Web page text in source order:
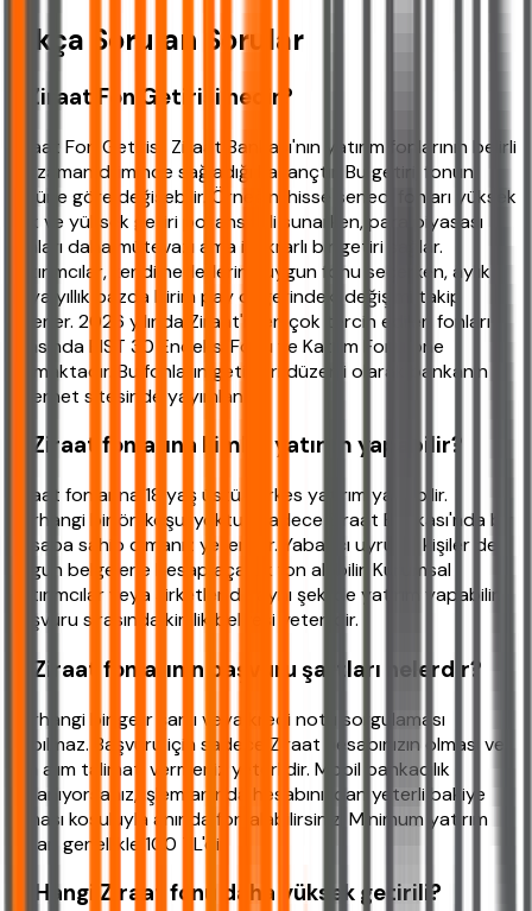
Sıkça Sorulan Sorular
1. Ziraat Fon Getirisi nedir?
Ziraat Fon Getirisi, Ziraat Bankası'nın yatırım fonlarının belirli
bir zaman diliminde sağladığı kazançtır. Bu getiri, fonun
türüne göre değişebilir. Örneğin, hisse senedi fonları yüksek
risk ve yüksek getiri potansiyeli sunarken, para piyasası
fonları daha mütevazı ama istikrarlı bir getiri sağlar.
Yatırımcılar, kendi hedeflerine uygun fonu seçerken, aylık
veya yıllık bazda birim pay değerindeki değişimi takip
ederler. 2026 yılında Ziraat'in en çok tercih edilen fonları
arasında BIST 30 Endeksi Fonu ve Katılım Fonu öne
çıkmaktadır. Bu fonların getirileri düzenli olarak bankanın
internet sitesinde yayımlanır.
2. Ziraat fonlarına kimler yatırım yapabilir?
Ziraat fonlarına 18 yaş üstü herkes yatırım yapabilir.
Herhangi bir ön koşul yoktur. Sadece Ziraat Bankası'nda bir
hesaba sahip olmanız yeterlidir. Yabancı uyruklu kişiler de
uygun belgelerle hesap açarak fon alabilir. Kurumsal
yatırımcılar veya şirketler de aynı şekilde yatırım yapabilir.
Başvuru sırasında kimlik belgesi yeterlidir.
3. Ziraat fonlarının başvuru şartları nelerdir?
Herhangi bir gelir şartı veya kredi notu sorgulaması
yapılmaz. Başvuru için sadece Ziraat hesabınızın olması ve
fon alım talimatı vermeniz yeterlidir. Mobil bankacılık
kullanıyorsanız, işlem anında hesabınızdan yeterli bakiye
olması koşuluyla anında fon alabilirsiniz. Minimum yatırım
tutarı genellikle 100 TL'dir.
4. Hangi Ziraat fonu daha yüksek getirili?